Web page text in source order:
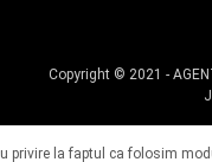
Copyright © 2021 -
privire la faptul ca folosim